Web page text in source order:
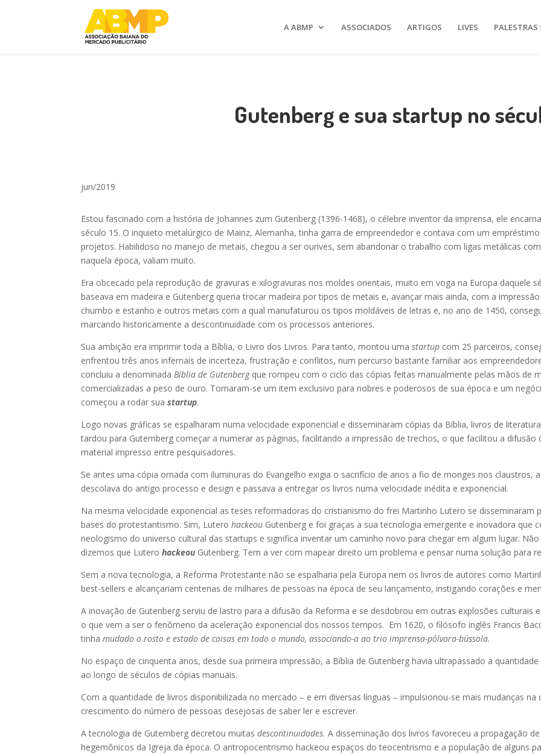
A ABMP ASSOCIADOS ARTIGOS LIVES PALESTRAS
Gutenberg e sua startup no
jun/2019
Estou fascinado com a história de Johannes zum Gutenberg (1396-1468), o célebre inventor da imprensa, ele
século 15. O inquieto metalúrgico de Mainz, Alemanha, tinha garra de empreendedor e contava com um
projetos. Habilidoso no manejo de metais, chegou a ser ourives, sem abandonar o trabalho com ligas metálicas
naquela época, valiam muito.
Era obcecado pela reprodução de gravuras e xilogravuras nos moldes orientais, muito em voga na Europa daquele
baseava em madeira e Gutenberg queria trocar madeira por tipos de metais e, avançar mais ainda, com a
chumbo e estanho e outros metais com a qual manufaturou os tipos moldáveis de letras e, no ano de 1450,
marcando historicamente a descontinuidade com os processos anteriores.
Sua ambição era imprimir toda a Bíblia, o Livro dos Livros. Para tanto, montou umastartup com 25 parceiros,
enfrentou três anos infernais de incerteza, frustração e conflitos, num percurso bastante familiar aos
concluiu a denominadaBíblia de Gutenbergque rompeu com o ciclo das cópias feitas manualmente pelas mãos de
comercializadas a peso de ouro. Tornaram-se um item exclusivo para nobres e poderosos de sua época e um
começou a rodar suastartup.
Logo novas gráficas se espalharam numa velocidade exponencial e disseminaram cópias da Bíblia, livros de
tardou para Gutemberg começar a numerar as páginas, facilitando a impressão de trechos, o que facilitou a
material impresso entre pesquisadores.
Se antes uma cópia ornada com iluminuras do Evangelho exigia o sacrifício de anos a fio de monges nos claustros,
descolava do antigo processo e design e passava a entregar os livros numa velocidade inédita e exponencial.
Na mesma velocidade exponencial as teses reformadoras do cristianismo do frei Martinho Lutero se disseminaram
bases do protestantismo. Sim, Luterohackeou Gutenberg e foi graças a sua tecnologia emergente e inovadora que
neologismo do universo cultural das startups e significa inventar um caminho novo para chegar em algum lugar.
dizemos que Luterohackeou Gutenberg. Tem a ver com mapear direito um problema e pensar numa solução para
Sem a nova tecnologia, a Reforma Protestante não se espalharia pela Europa nem os livros de autores como
best-sellers e alcançariam centenas de milhares de pessoas na época de seu lançamento, instigando corações e
A inovação de Gutenberg serviu de lastro para a difusão da Reforma e se desdobrou em outras explosões culturais
o que vem a ser o fenômeno da aceleração exponencial dos nossos tempos. Em 1620, o filósofo inglês Francis
tinhamudado o rosto e estado de coisas em todo o mundo, associando-a ao trio imprensa-pólvora-bússola.
No espaço de cinquenta anos, desde sua primeira impressão, a Bíblia de Gutenberg havia ultrapassado a
ao longo de séculos de cópias manuais.
Com a quantidade de livros disponibilizada no mercado – e em diversas línguas – impulsionou-se mais mudanças
crescimento do número de pessoas desejosas de saber ler e escrever.
A tecnologia de Gutemberg decretou muitasdescontinuidades.A disseminação dos livros favoreceu a propagação
hegemônicos da Igreja da época. O antropocentrismo hackeou espaços do teocentrismo e a população de alguns